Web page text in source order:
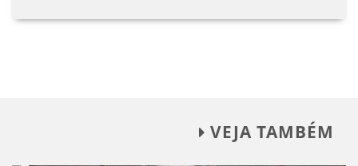
VEJA TAMBÉM